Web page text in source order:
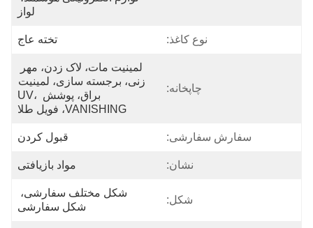
لواز
نوع کاغذ: تخته عاج
چاپخانه:
براق، پوشش UV،
VANISHING، فویل طلا
سفارش سفارشی: قبول کردن
نشان: مواد بازیافتی
شکل:
شکل سفارشی